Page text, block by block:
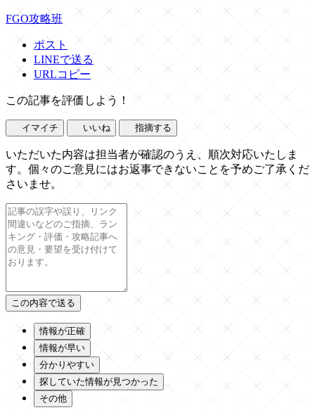
FGO攻略班
ポスト
LINEで送る
URLコピー
この記事を評価しよう！
イマイチ いいね 指摘する
いただいた内容は担当者が確認のうえ、順次対応いたしま
す。個々のご意見にはお返事できないことを予めご了承くだ
さいませ。
情報が正確
情報が早い
分かりやすい
探していた情報が見つかった
その他